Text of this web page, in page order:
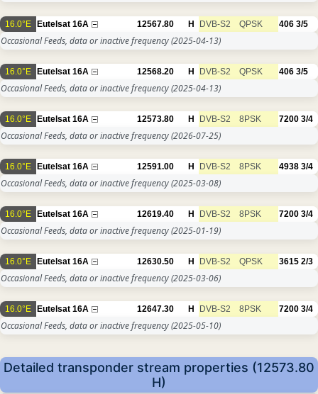
16.0°E Eutelsat 16A 12567.80 H DVB-S2 QPSK 406 3/5
Occasional Feeds, data or inactive frequency(2025-04-13)
16.0°E Eutelsat 16A 12568.20 H DVB-S2 QPSK 406 3/5
Occasional Feeds, data or inactive frequency(2025-04-13)
16.0°E Eutelsat 16A 12573.80 H DVB-S2 8PSK 7200 3/4
Occasional Feeds, data or inactive frequency(2026-07-25)
16.0°E Eutelsat 16A 12591.00 H DVB-S2 8PSK 4938 3/4
Occasional Feeds, data or inactive frequency(2025-03-08)
16.0°E Eutelsat 16A 12619.40 H DVB-S2 8PSK 7200 3/4
Occasional Feeds, data or inactive frequency(2025-01-19)
16.0°E Eutelsat 16A 12630.50 H DVB-S2 QPSK 3615 2/3
Occasional Feeds, data or inactive frequency(2025-03-06)
16.0°E Eutelsat 16A 12647.30 H DVB-S2 8PSK 7200 3/4
Occasional Feeds, data or inactive frequency(2025-05-10)
Detailed transponder stream properties (12573.80
H)